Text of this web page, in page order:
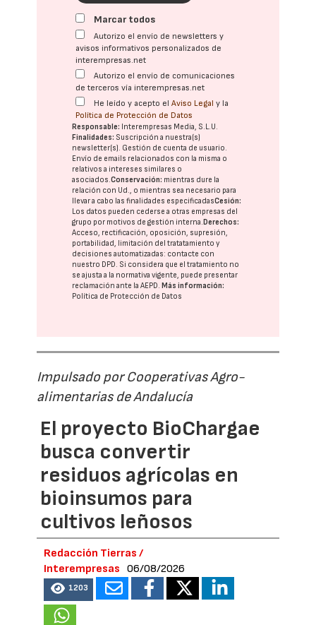
Marcar todos
Autorizo el envío de newsletters y
avisos informativos personalizados de
interempresas.net
Autorizo el envío de comunicaciones
de terceros vía interempresas.net
He leído y acepto elAviso Legal y la
Política de Protección de Datos
Responsable: Interempresas Media, S.L.U.
Finalidades: Suscripción a nuestra(s)
newsletter(s). Gestión de cuenta de usuario.
Envío de emails relacionados con la misma o
relativos a intereses similares o
asociados.Conservación: mientras dure la
relación con Ud., o mientras sea necesario para
llevar a cabo las finalidades especificadasCesión:
Los datos pueden cederse a otras empresas del
grupo por motivos de gestión interna. Derechos:
Acceso, rectificación, oposición, supresión,
portabilidad, limitación del tratatamiento y
decisiones automatizadas: contacte con
nuestro DPD. Si considera que el tratamiento no
se ajusta a la normativa vigente, puede presentar
reclamación ante laAEPD. Más información:
Política de Protección de Datos
Impulsado por Cooperativas Agro-
alimentarias de Andalucía
El proyecto BioChargae
busca convertir
residuos agrícolas en
bioinsumos para
cultivos leñosos
Redacción Tierras /
Interempresas
06/08/2026
1203